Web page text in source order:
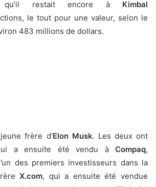
qu’il restait encore à Kimbal
le tout pour une valeur, selon le
483 millions de dollars.
frère d’Elon Musk. Les deux ont
a ensuite été vendu à Compaq,
des premiers investisseurs dans la
X.com, qui a ensuite été vendue